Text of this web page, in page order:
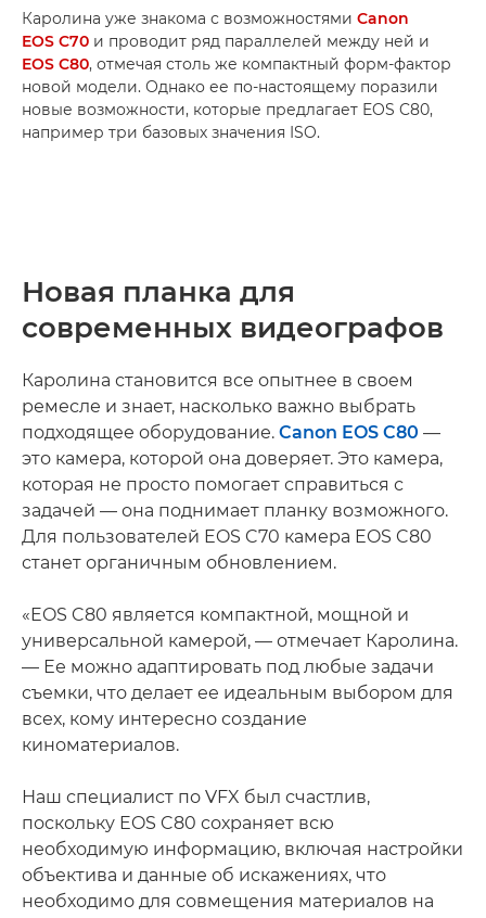
Каролина уже знакома с возможностями Canon
EOS C70 и проводит ряд параллелей между ней и
EOS C80, отмечая столь же компактный форм-фактор
новой модели. Однако ее по-настоящему поразили
новые возможности, которые предлагает EOS C80,
например три базовых значения ISO.
Новая планка для
современных видеографов
Каролина становится все опытнее в своем
ремесле и знает, насколько важно выбрать
подходящее оборудование. Canon EOS C80 —
это камера, которой она доверяет. Это камера,
которая не просто помогает справиться с
задачей — она поднимает планку возможного.
Для пользователей EOS C70 камера EOS C80
станет органичным обновлением.
«EOS C80 является компактной, мощной и
универсальной камерой, — отмечает Каролина.
— Ее можно адаптировать под любые задачи
съемки, что делает ее идеальным выбором для
всех, кому интересно создание
киноматериалов.
Наш специалист по VFX был счастлив,
поскольку EOS C80 сохраняет всю
необходимую информацию, включая настройки
объектива и данные об искажениях, что
необходимо для совмещения материалов на